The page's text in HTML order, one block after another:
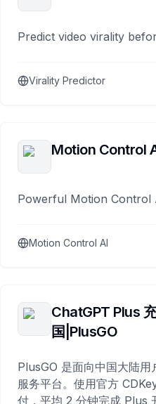
Predict video virality
Virality Predictor
Motion Control
Powerful Motion Control
Motion Control AI
ChatGPT Plus
国|PlusGO
PlusGO 是面向中国大陆
服务平台。使用官方
付，平均 2 分钟完成 Plus